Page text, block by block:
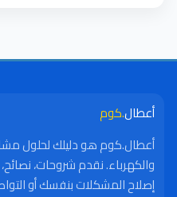
أعطال.كوم
أعطال.كوم هو دليلك لحلول
والكهرباء. نقدم شروحات،
إصلاح المشكلات بنفسك أو